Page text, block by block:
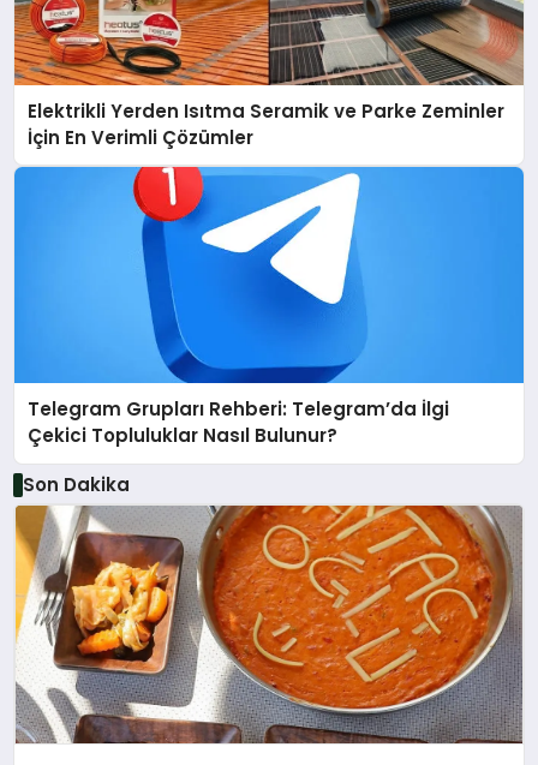
Elektrikli Yerden Isıtma Seramik ve Parke Zeminler
İçin En Verimli Çözümler
Telegram Grupları Rehberi: Telegram’da İlgi
Çekici Topluluklar Nasıl Bulunur?
Son Dakika